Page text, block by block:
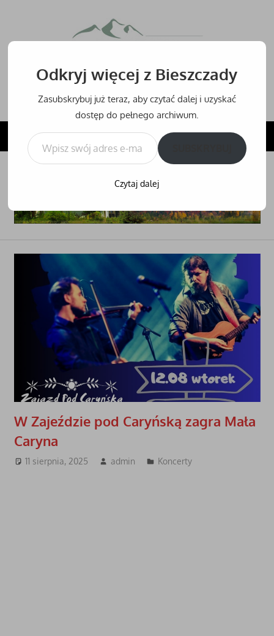
treści
Bieszczady
inne
NAVIGATION
W Zajeździe pod Caryńską zagra Mała
Caryna
11 sierpnia, 2025 admin Koncerty
Odkryj więcej z Bieszczady
Zasubskrybuj już teraz, aby czytać dalej i uzyskać
dostęp do pełnego archiwum.
Wpisz swój adres e-mail…
Czytaj dalej